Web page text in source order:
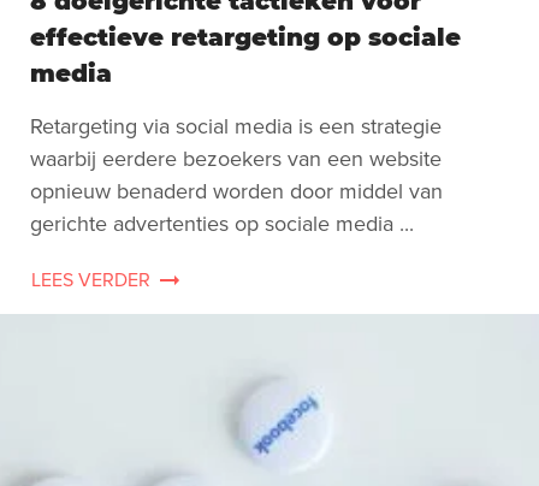
effectieve retargeting op sociale
media
Retargeting via social media is een strategie
waarbij eerdere bezoekers van een website
opnieuw benaderd worden door middel van
gerichte advertenties op sociale media ...
LEES VERDER